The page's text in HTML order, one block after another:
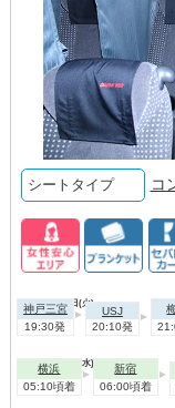
シートタイプ コ
2026年09月01日(火)
神戸三宮
19:30発
USJ
20:10発
2026年09月02日(水)
横浜
05:10頃着
新宿
06:00頃着